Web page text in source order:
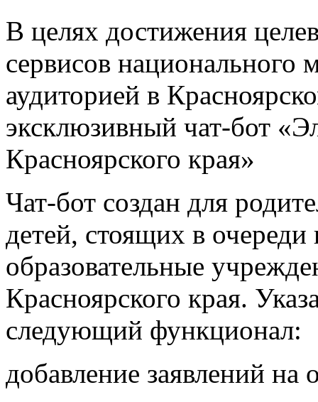
В целях достижения
сервисов национального
аудиторией в
эксклюзивный чат-бот
Красноярского края»
Чат‑бот создан для
детей, стоящих в
образовательные
Красноярского края.
следующий функционал:
добавление заявлений на